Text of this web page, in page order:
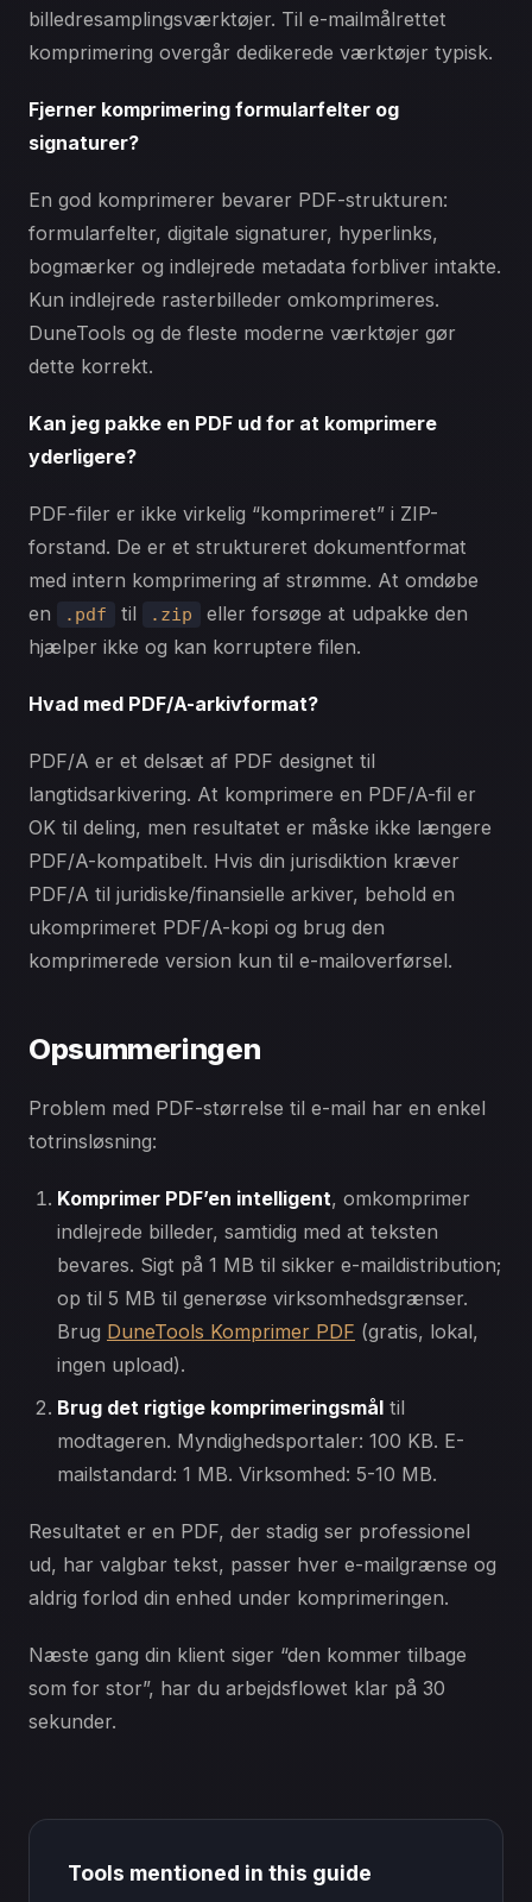
billedresamplingsværktøjer. Til e-mailmålrettet
komprimering overgår dedikerede værktøjer typisk.
Fjerner komprimering formularfelter og
signaturer?
En god komprimerer bevarer PDF-strukturen:
formularfelter, digitale signaturer, hyperlinks,
bogmærker og indlejrede metadata forbliver intakte.
Kun indlejrede rasterbilleder omkomprimeres.
DuneTools og de fleste moderne værktøjer gør
dette korrekt.
Kan jeg pakke en PDF ud for at komprimere
yderligere?
PDF-filer er ikke virkelig “komprimeret” i ZIP-
forstand. De er et struktureret dokumentformat
med intern komprimering af strømme. At omdøbe
en
.pdf til .zip
eller forsøge at udpakke den
hjælper ikke og kan korruptere filen.
Hvad med PDF/A-arkivformat?
PDF/A er et delsæt af PDF designet til
langtidsarkivering. At komprimere en PDF/A-fil er
OK til deling, men resultatet er måske ikke længere
PDF/A-kompatibelt. Hvis din jurisdiktion kræver
PDF/A til juridiske/finansielle arkiver, behold en
ukomprimeret PDF/A-kopi og brug den
komprimerede version kun til e-mailoverførsel.
Opsummeringen
Problem med PDF-størrelse til e-mail har en enkel
totrinsløsning:
Komprimer PDF’en intelligent, omkomprimer
indlejrede billeder, samtidig med at teksten
bevares. Sigt på 1 MB til sikker e-maildistribution;
op til 5 MB til generøse virksomhedsgrænser.
Brug DuneTools Komprimer PDF (gratis, lokal,
ingen upload).
Brug det rigtige komprimeringsmål til
modtageren. Myndighedsportaler: 100 KB. E-
mailstandard: 1 MB. Virksomhed: 5-10 MB.
Resultatet er en PDF, der stadig ser professionel
ud, har valgbar tekst, passer hver e-mailgrænse og
aldrig forlod din enhed under komprimeringen.
Næste gang din klient siger “den kommer tilbage
som for stor”, har du arbejdsflowet klar på 30
sekunder.
Tools mentioned in this guide